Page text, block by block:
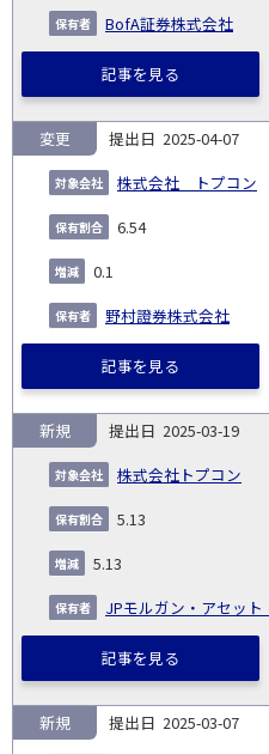
BofA証券株式会社
記事を見る
2025-04-07
株式会社 トプコン
変更
6.54
0.1
野村證券株式会社
記事を見る
2025-03-19
株式会社トプコン
新規
5.13
5.13
JPモルガン・アセッ
記事を見る
2025-03-07
新規